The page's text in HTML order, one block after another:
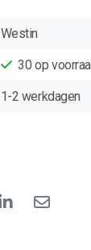
Westin
30 op
1-2 werkdagen